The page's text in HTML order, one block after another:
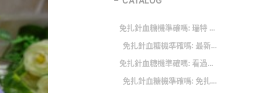
免扎針血糖機準確嗎: 瑞特 血糖監測系統 GM700SB
免扎針血糖機準確嗎: 最新下載
免扎針血糖機準確嗎: 看過「血糖機免扎針」的人也都在關心：
免扎針血糖機準確嗎: 免扎針血糖機準確嗎 文章標籤